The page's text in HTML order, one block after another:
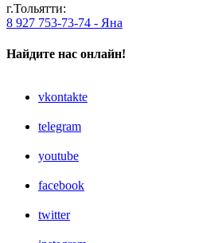
г.Тольятти:
8 927 753-73-74 - Яна
Найдите нас онлайн!
vkontakte
telegram
youtube
facebook
twitter